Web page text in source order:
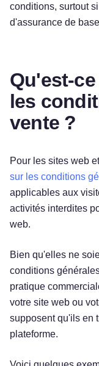
conditions, surtout
d'assurance de
Qu'est-
les
vente ?
Pour les sites web
sur les conditions
applicables aux
activités interdites
web.
Bien qu'elles ne
conditions
pratique
votre site web ou
supposent qu'ils en
plateforme.